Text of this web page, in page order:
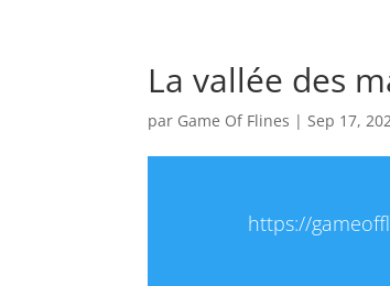
La vallée des
par Game Of Flines |Sep 17,
https://